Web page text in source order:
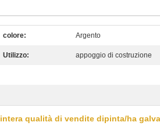
colore: Argento
Utilizzo: appoggio di costruzione
intera qualità di vendite dipinta/ha